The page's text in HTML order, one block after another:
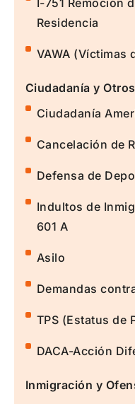
I-751 Remoción
Residencia
VAWA (Víctimas
Ciudadanía y
Ciudadanía
Cancelación de
Defensa de
Indultos de
601 A
Asilo
Demandas
TPS (Estatus de
DACA-Acción
Inmigración y